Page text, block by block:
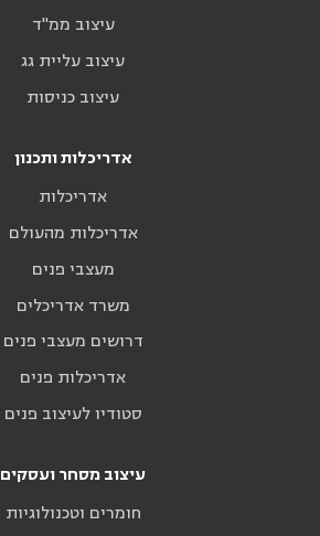
עיצוב ממ"ד
עיצוב עליית גג
עיצוב כניסות
אדריכלות ותכנון
אדריכלות
אדריכלות מהעולם
מעצבי פנים
משרד אדריכלים
דרושים מעצבי פנים
אדריכלות פנים
סטודיו לעיצוב פנים
עיצוב מסחר ועסקים
חומרים וטכנולוגיות